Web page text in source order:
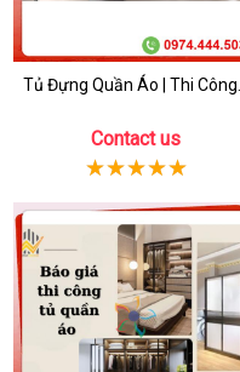
Tủ Đựng Quần Áo | Thi Công...
Contact us